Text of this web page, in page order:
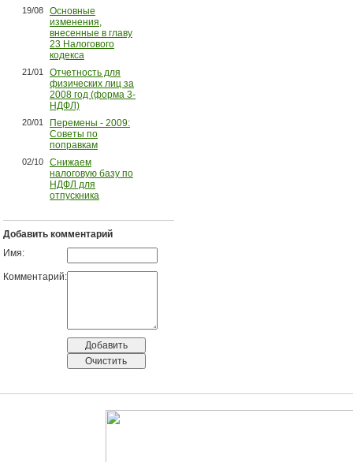
19/08
Основные
изменения,
внесенные в главу
23 Налогового
кодекса
21/01
Отчетность для
физических лиц за
2008 год (форма 3-
НДФЛ)
20/01
Перемены - 2009:
Советы по
поправкам
02/10
Снижаем
налоговую базу по
НДФЛ для
отпускника
Добавить комментарий
Имя:
Комментарий: